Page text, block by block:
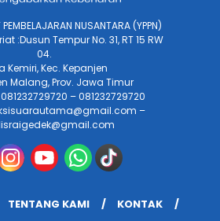
NUSANTARA (YPPN)
:Dusun Tempur No. 31, RT 15 RW
04.
Kemiri, Kec. Kepanjen
Malang, Prov. Jawa Timur
– 081232729720
–
TENTANG KAMI
KONTAK